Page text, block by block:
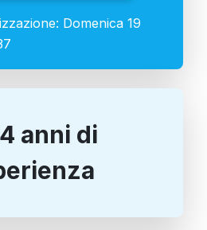
Domenica 19
anni di